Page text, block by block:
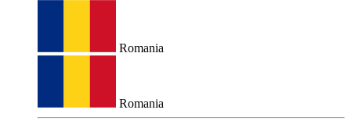
Romania
Romania